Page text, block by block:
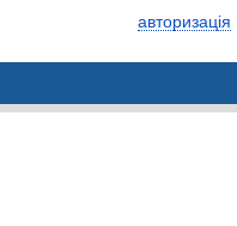
авторизація